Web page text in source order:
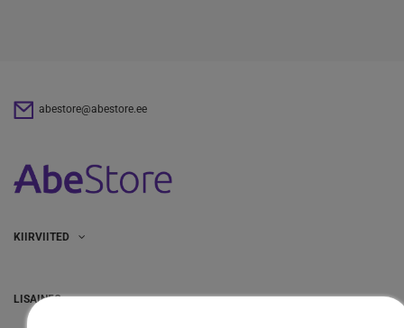
abestore@abestore.ee
KIIRVIITED
LISAINFO